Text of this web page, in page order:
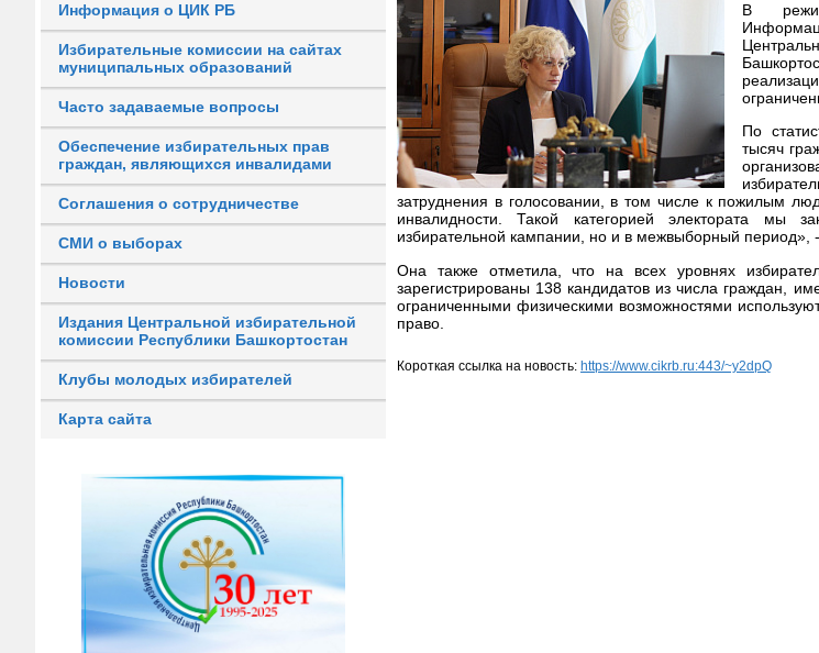
Информация о ЦИК РБ
Избирательные комиссии на сайтах
муниципальных образований
Часто задаваемые вопросы
Обеспечение избирательных прав
граждан, являющихся инвалидами
Соглашения о сотрудничестве
СМИ о выборах
Новости
Издания Центральной избирательной
комиссии Республики Башкортостан
Клубы молодых избирателей
Карта сайта
В
По
тысяч
затруднения в голосовании, в том числе к пожилым
инвалидности. Такой категорией электората мы
избирательной кампании, но и в межвыборный период»,
Она также отметила, что на всех уровнях
зарегистрированы 138 кандидатов из числа граждан,
ограниченными физическими возможностями
право.
Короткая ссылка на новость: https://www.cikrb.ru:443/~y2dpQ